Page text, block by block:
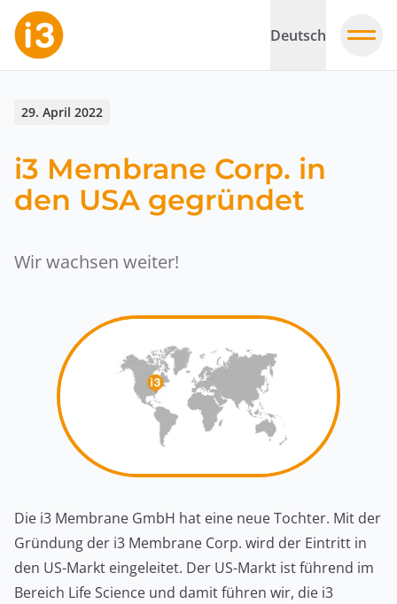
Deutsch
29. April 2022
i3 Membrane Corp. in
den USA gegründet
Wir wachsen weiter!
Die i3 Membrane GmbH hat eine neue Tochter. Mit der
Gründung der i3 Membrane Corp. wird der Eintritt in
den US-Markt eingeleitet. Der US-Markt ist führend im
Bereich Life Science und damit führen wir, die i3